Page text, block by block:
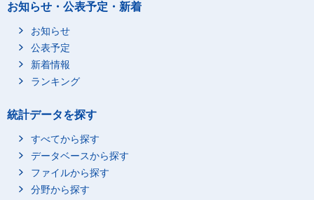
お知らせ・公表予定・新着
お知らせ
公表予定
新着情報
ランキング
統計データを探す
すべてから探す
データベースから探す
ファイルから探す
分野から探す